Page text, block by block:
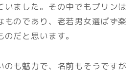
いました。その中でもプリンは
ものであり、老若男女選ばず楽
だと思います。
のも魅力で、名前もそうですが